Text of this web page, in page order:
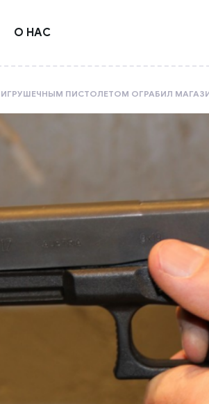
О НАС
ПИСТОЛЕТОМ ОГРАБИЛ